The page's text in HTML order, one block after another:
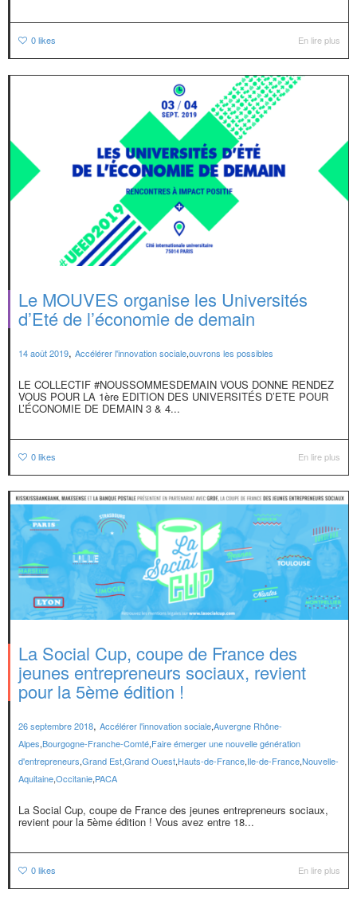
0likes En lire plus
Le MOUVES organise les Universités
d’Eté de l’économie de demain
14 août 2019, Accélérer l'innovation sociale,ouvrons les possibles
LE COLLECTIF #NOUSSOMMESDEMAIN VOUS DONNE RENDEZ
VOUS POUR LA 1ère EDITION DES UNIVERSITÉS D’ETE POUR
L’ÉCONOMIE DE DEMAIN 3 & 4...
0likes En lire plus
La Social Cup, coupe de France des
jeunes entrepreneurs sociaux, revient
pour la 5ème édition !
26 septembre 2018, Accélérer l'innovation sociale,Auvergne Rhône-
Alpes,Bourgogne-Franche-Comté,Faire émerger une nouvelle génération
d'entrepreneurs,Grand Est,Grand Ouest,Hauts-de-France,Ile-de-France,Nouvelle-
Aquitaine,Occitanie,PACA
La Social Cup, coupe de France des jeunes entrepreneurs sociaux,
revient pour la 5ème édition ! Vous avez entre 18...
0likes En lire plus